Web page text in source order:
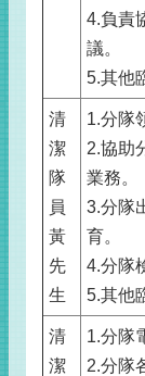
4.負責
議。
5.其他
清
潔
隊
員
黃
先
生
1.分隊
2.協助
業務。
3.分隊
育。
4.分隊
5.其他
清
潔
1.分隊
2.分隊